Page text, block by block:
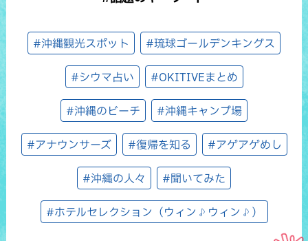
#沖縄観光スポット #琉球ゴールデンキングス
#シウマ占い #OKITIVEまとめ
#沖縄のビーチ #沖縄キャンプ場
#アナウンサーズ #復帰を知る #アゲアゲめし
#沖縄の人々 #聞いてみた
#ホテルセレクション（ウィン♪ウィン♪）